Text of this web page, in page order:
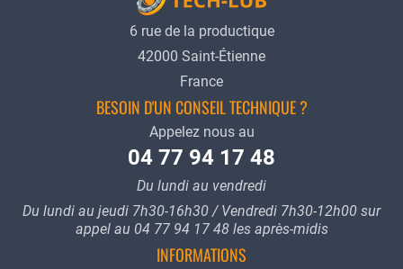
BESOIN D'UN CONSEIL TECHNIQUE ?
Appelez nous au
04 77 94 17 48
Du lundi au vendredi
Du lundi au jeudi 7h30-16h30 / Vendredi 7h30-12h00 sur
appel au 04 77 94 17 48 les après-midis
INFORMATIONS
6 rue de la productique
42000 Saint-Étienne
France